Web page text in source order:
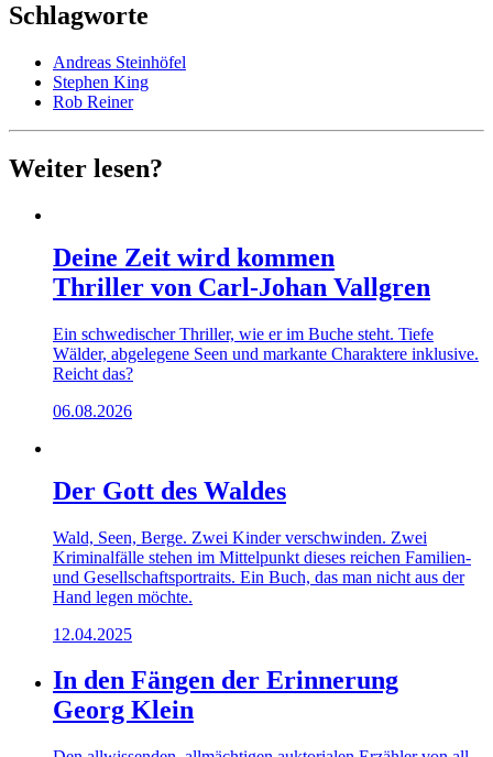
Schlagworte
Andreas Steinhöfel
Stephen King
Rob Reiner
Weiter lesen?
Deine Zeit wird kommen
Thriller von Carl-Johan Vallgren
Ein schwedischer Thriller, wie er im Buche steht. Tiefe
Wälder, abgelegene Seen und markante Charaktere inklusive.
Reicht das?
06.08.2026
Der Gott des Waldes
Wald, Seen, Berge. Zwei Kinder verschwinden. Zwei
Kriminalfälle stehen im Mittelpunkt dieses reichen Familien-
und Gesellschaftsportraits. Ein Buch, das man nicht aus der
Hand legen möchte.
12.04.2025
In den Fängen der Erinnerung
Georg Klein